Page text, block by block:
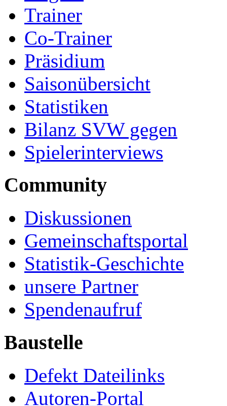
Trainer
Co-Trainer
Präsidium
Saisonübersicht
Statistiken
Bilanz SVW gegen
Spielerinterviews
Community
Diskussionen
Gemeinschaftsportal
Statistik-Geschichte
unsere Partner
Spendenaufruf
Baustelle
Defekt Dateilinks
Autoren-Portal